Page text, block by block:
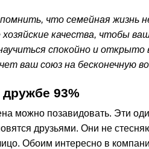
что семейная жизнь
хозяйские качества, чтобы
спокойно и открыто
ваш союз на бесконечную
93%
можно позавидовать. Эти
друзьями. Они не
Обоим интересно в